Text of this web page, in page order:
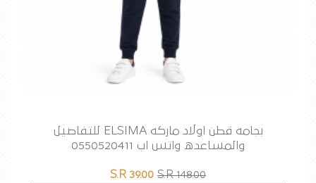
بجامه قطن اولاد ماركه ELSIMA للتفاصيل
والمساعده واتس اب 0550520411
S.R 39.00 S.R 148.00